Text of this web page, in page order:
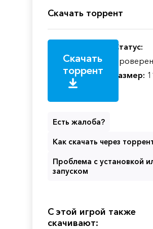
Скачать торрент
Скачать
торрент
Статус:
Размер:
Есть жалоба?
Как скачать через
Проблема с установкой
запуском
С этой игрой также
скачивают: